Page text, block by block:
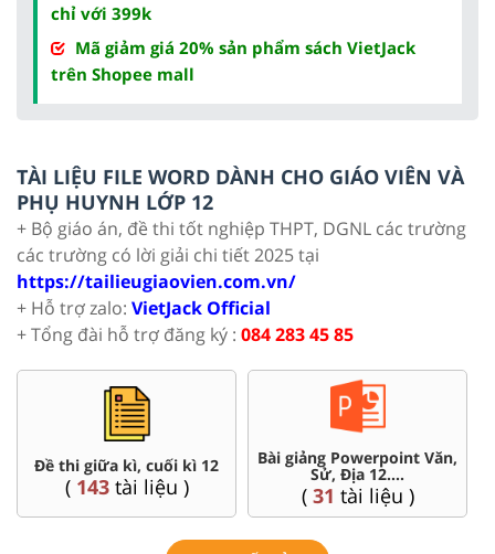
chỉ với 399k
Mã giảm giá 20% sản phẩm sách VietJack
trên Shopee mall
TÀI LIỆU FILE WORD DÀNH CHO GIÁO VIÊN VÀ
PHỤ HUYNH LỚP 12
+ Bộ giáo án, đề thi tốt nghiệp THPT, DGNL các trường
các trường có lời giải chi tiết 2025 tại
https://tailieugiaovien.com.vn/
+ Hỗ trợ zalo: VietJack Official
+ Tổng đài hỗ trợ đăng ký : 084 283 45 85
Chuyên đề dạy thêm Toán,
Lí, Hóa ...12
( 104tài liệu )
Đề thi HSG 12
(4tài liệu )